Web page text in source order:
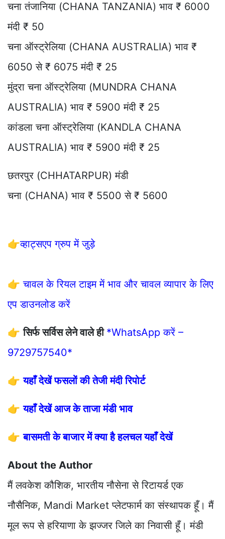
चना तंजानिया (CHANA TANZANIA) भाव ₹ 6000
मंदी ₹ 50
चना ऑस्ट्रेलिया (CHANA AUSTRALIA) भाव ₹
6050 से ₹ 6075 मंदी ₹ 25
मुंद्रा चना ऑस्ट्रेलिया (MUNDRA CHANA
AUSTRALIA) भाव ₹ 5900 मंदी ₹ 25
कांडला चना ऑस्ट्रेलिया (KANDLA CHANA
AUSTRALIA) भाव ₹ 5900 मंदी ₹ 25
छतरपुर (CHHATARPUR) मंडी
चना (CHANA) भाव ₹ 5500 से ₹ 5600
👉व्हाट्सएप ग्रुप में जुड़े
👉चावल के रियल टाइम में भाव और चावल व्यापार के लिए
एप डाउनलोड करें
👉सिर्फ सर्विस लेने वाले ही *WhatsApp करें –
9729757540*
👉यहाँ देखें फसलों की तेजी मंदी रिपोर्ट
👉यहाँ देखें आज के ताजा मंडी भाव
👉बासमती के बाजार में क्या है हलचल यहाँ देखें
About the Author
मैं लवकेश कौशिक, भारतीय नौसेना से रिटायर्ड एक
नौसैनिक, Mandi Market प्लेटफार्म का संस्थापक हूँ। मैं
मूल रूप से हरियाणा के झज्जर जिले का निवासी हूँ। मंडी